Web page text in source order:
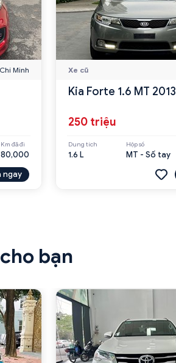
Minh
Km đã đi
80,000
ngay
Xe cũ
Kia Forte 1.6 MT 2013
250 triệu
Dung tích
1.6 L
Hộp số
MT - Số tay
bạn